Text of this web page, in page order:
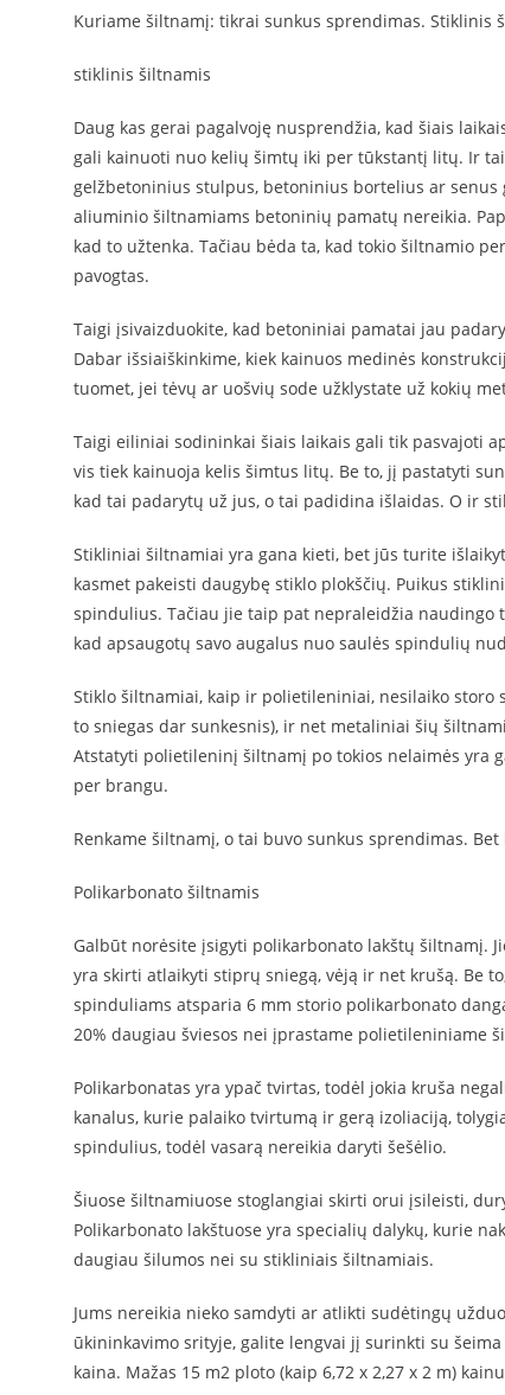
Kuriame šiltnamį: tikrai sunkus sprendimas. Stiklinis
stiklinis šiltnamis
Daug kas gerai pagalvoję nusprendžia, kad šiais
gali kainuoti nuo kelių šimtų iki per tūkstantį litų. Ir
gelžbetoninius stulpus, betoninius bortelius ar
aliuminio šiltnamiams betoninių pamatų nereikia.
kad to užtenka. Tačiau bėda ta, kad tokio šiltnamio
pavogtas.
Taigi įsivaizduokite, kad betoniniai pamatai jau
Dabar išsiaiškinkime, kiek kainuos medinės
tuomet, jei tėvų ar uošvių sode užklystate už kokių
Taigi eiliniai sodininkai šiais laikais gali tik pasvajoti
vis tiek kainuoja kelis šimtus litų. Be to, jį pastatyti
kad tai padarytų už jus, o tai padidina išlaidas. O ir
Stikliniai šiltnamiai yra gana kieti, bet jūs turite
kasmet pakeisti daugybę stiklo plokščių. Puikus
spindulius. Tačiau jie taip pat nepraleidžia
kad apsaugotų savo augalus nuo saulės spindulių
Stiklo šiltnamiai, kaip ir polietileniniai, nesilaiko storo
to sniegas dar sunkesnis), ir net metaliniai šių
Atstatyti polietileninį šiltnamį po tokios nelaimės yra
per brangu.
Renkame šiltnamį, o tai buvo sunkus sprendimas.
Polikarbonato šiltnamis
Galbūt norėsite įsigyti polikarbonato lakštų šiltnamį.
yra skirti atlaikyti stiprų sniegą, vėją ir net krušą. Be
spinduliams atsparia 6 mm storio polikarbonato
20% daugiau šviesos nei įprastame polietileniniame
Polikarbonatas yra ypač tvirtas, todėl jokia kruša
kanalus, kurie palaiko tvirtumą ir gerą izoliaciją,
spindulius, todėl vasarą nereikia daryti šešėlio.
Šiuose šiltnamiuose stoglangiai skirti orui įsileisti,
Polikarbonato lakštuose yra specialių dalykų, kurie
daugiau šilumos nei su stikliniais šiltnamiais.
Jums nereikia nieko samdyti ar atlikti sudėtingų
ūkininkavimo srityje, galite lengvai jį surinkti su
kaina. Mažas 15 m2 ploto (kaip 6,72 x 2,27 x 2 m)